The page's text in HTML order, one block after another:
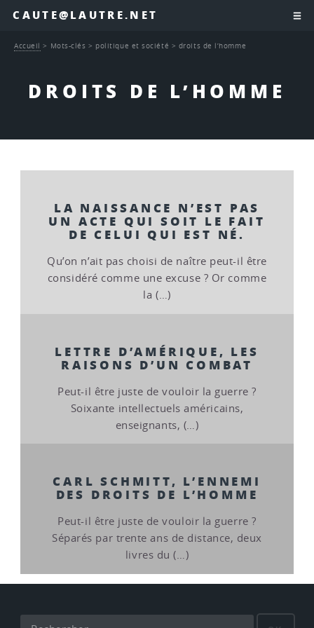
CAUTE@LAUTRE.NET
DROITS DE L’HOMME
Accueil > Mots-clés > politique et société > droits de l’homme
LA NAISSANCE N’EST PAS
UN ACTE QUI SOIT LE FAIT
DE CELUI QUI EST NÉ.
Qu’on n’ait pas choisi de naître peut-il être
considéré comme une excuse ? Or comme
la (…)
LETTRE D’AMÉRIQUE, LES
RAISONS D’UN COMBAT
Peut-il être juste de vouloir la guerre ?
Soixante intellectuels américains,
enseignants, (…)
CARL SCHMITT, L’ENNEMI
DES DROITS DE L’HOMME
Peut-il être juste de vouloir la guerre ?
Séparés par trente ans de distance, deux
livres du (…)